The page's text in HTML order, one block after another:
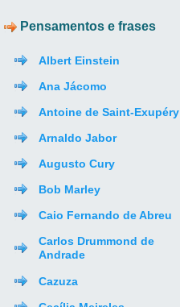
Pensamentos e frases
Albert Einstein
Ana Jácomo
Antoine de Saint-Exupéry
Arnaldo Jabor
Augusto Cury
Bob Marley
Caio Fernando de Abreu
Carlos Drummond de
Andrade
Cazuza